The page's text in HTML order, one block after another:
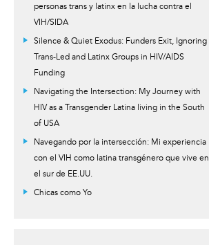
personas trans y latinx en la lucha contra el
VIH/SIDA
Silence & Quiet Exodus: Funders Exit, Ignoring
Trans-Led and Latinx Groups in HIV/AIDS
Funding
Navigating the Intersection: My Journey with
HIV as a Transgender Latina living in the South
of USA
Navegando por la intersección: Mi experiencia
con el VIH como latina transgénero que vive en
el sur de EE.UU.
Chicas como Yo